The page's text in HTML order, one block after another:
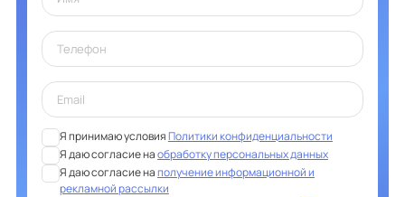
Я принимаю условияПолитики конфиденциальности
Я даю согласие наобработку персональных данных
Я даю согласие наполучение информационной и
рекламной рассылки